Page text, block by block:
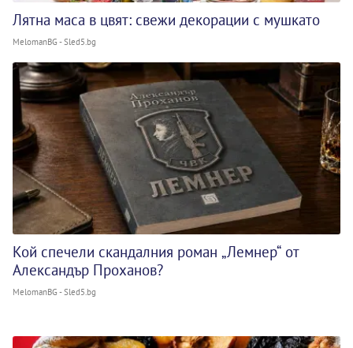
Лятна маса в цвят: свежи декорации с мушкато
MelomanBG - Sled5.bg
Кой спечели скандалния роман „Лемнер“ от
Александър Проханов?
MelomanBG - Sled5.bg